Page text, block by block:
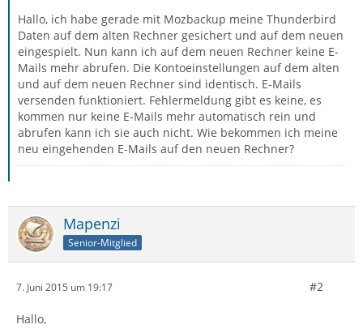
Hallo, ich habe gerade mit Mozbackup meine Thunderbird
Daten auf dem alten Rechner gesichert und auf dem neuen
eingespielt. Nun kann ich auf dem neuen Rechner keine E-
Mails mehr abrufen. Die Kontoeinstellungen auf dem alten
und auf dem neuen Rechner sind identisch. E-Mails
versenden funktioniert. Fehlermeldung gibt es keine, es
kommen nur keine E-Mails mehr automatisch rein und
abrufen kann ich sie auch nicht. Wie bekommen ich meine
neu eingehenden E-Mails auf den neuen Rechner?
Mapenzi
Senior-Mitglied
7. Juni 2015 um 19:17 #2
Hallo,